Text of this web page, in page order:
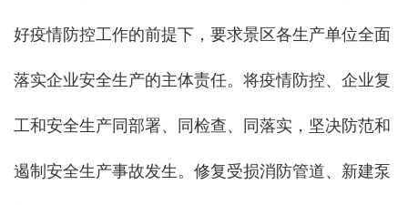
好疫情防控工作的前提下，要求景区各生产单位全面
落实企业安全生产的主体责任。将疫情防控、企业复
工和安全生产同部署、同检查、同落实，坚决防范和
遏制安全生产事故发生。修复受损消防管道、新建泵